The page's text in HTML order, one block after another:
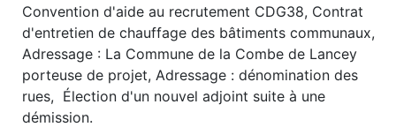
Convention d'aide au recrutement CDG38, Contrat
d'entretien de chauffage des bâtiments communaux,
Adressage : La Commune de la Combe de Lancey
porteuse de projet, Adressage : dénomination des
rues, Élection d'un nouvel adjoint suite à une
démission.